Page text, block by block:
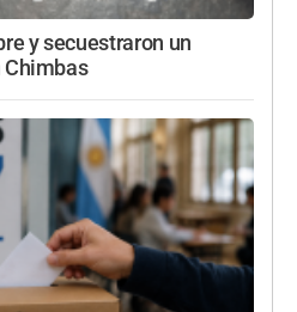
y secuestraron un
Chimbas